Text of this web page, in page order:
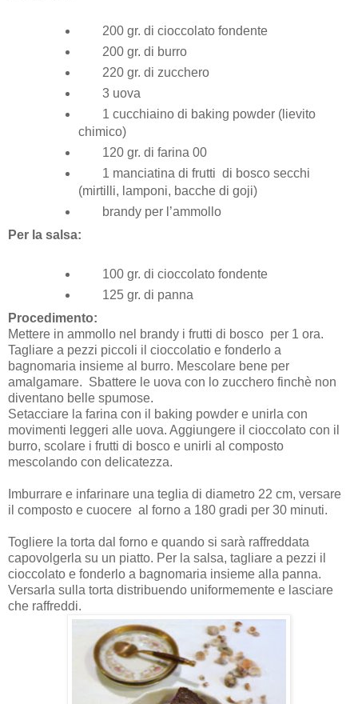
200 gr. di cioccolato fondente
200 gr. di burro
220 gr. di zucchero
3 uova
1 cucchiaino di baking powder (lievito
chimico)
120 gr. di farina 00
1 manciatina di frutti di bosco secchi
(mirtilli, lamponi, bacche di goji)
brandy per l’ammollo
Per la salsa:
100 gr. di cioccolato fondente
125 gr. di panna
Procedimento:
Mettere in ammollo nel brandy i frutti di bosco per 1 ora.
Tagliare a pezzi piccoli il cioccolatio e fonderlo a
bagnomaria insieme al burro. Mescolare bene per
amalgamare. Sbattere le uova con lo zucchero finchè non
diventano belle spumose.
Setacciare la farina con il baking powder e unirla con
movimenti leggeri alle uova. Aggiungere il cioccolato con il
burro, scolare i frutti di bosco e unirli al composto
mescolando con delicatezza.
Imburrare e infarinare una teglia di diametro 22 cm, versare
il composto e cuocere al forno a 180 gradi per 30 minuti.
Togliere la torta dal forno e quando si sarà raffreddata
capovolgerla su un piatto. Per la salsa, tagliare a pezzi il
cioccolato e fonderlo a bagnomaria insieme alla panna.
Versarla sulla torta distribuendo uniformemente e lasciare
che raffreddi.